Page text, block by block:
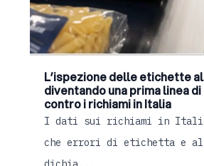
L’ispezione delle etichette
diventando una prima linea
contro i richiami in Italia
I dati sui richiami in Italia
che errori di etichetta e